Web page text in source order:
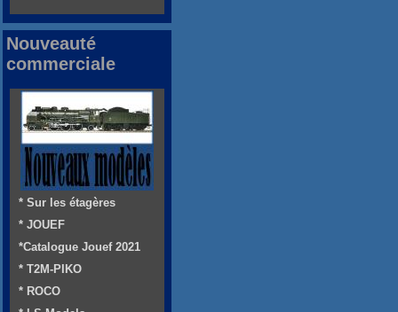
Nouveauté
commerciale
* Sur les étagères
* JOUEF
*Catalogue Jouef 2021
* T2M-PIKO
* ROCO